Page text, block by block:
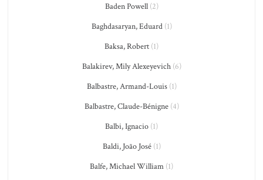
Baden Powell(2)
Baghdasaryan, Eduard(1)
Baksa, Robert (1)
Balakirev, Mily Alexeyevich(6)
Balbastre, Armand-Louis(1)
Balbastre, Claude-Bénigne(4)
Balbi, Ignacio (1)
Baldi, João José(1)
Balfe, Michael William (1)